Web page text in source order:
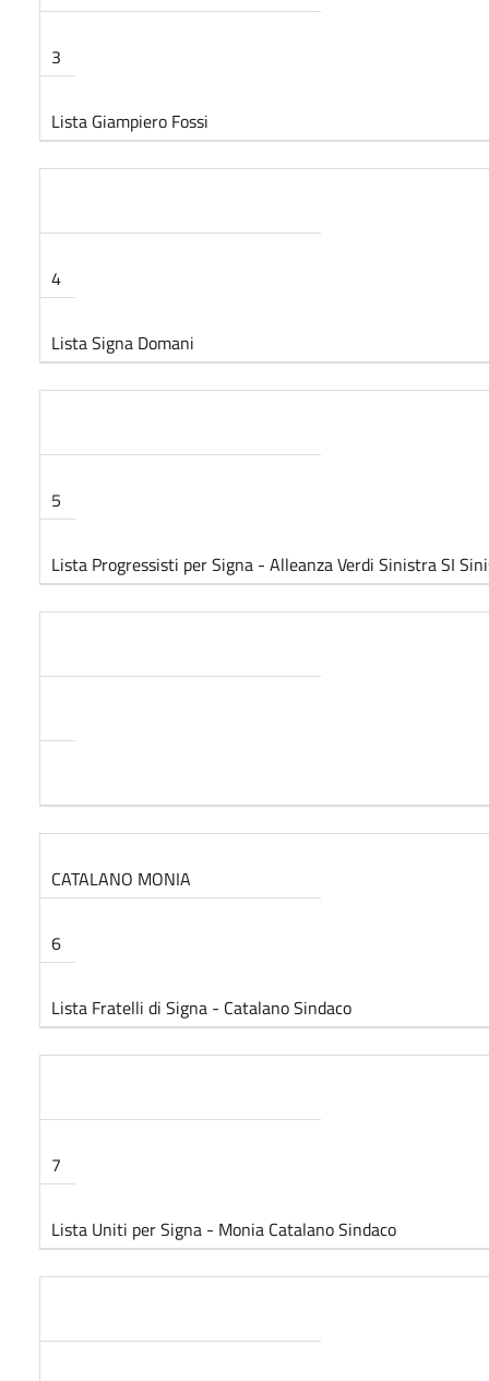
3
Lista Giampiero Fossi
4
Lista Signa Domani
5
Lista Progressisti per Signa - Alleanza Verdi Sinistra SI
CATALANO MONIA
6
Lista Fratelli di Signa - Catalano Sindaco
7
Lista Uniti per Signa - Monia Catalano Sindaco